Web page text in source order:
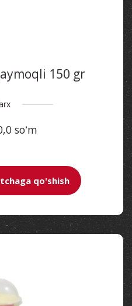
150 gr
soʻm
qo'shish